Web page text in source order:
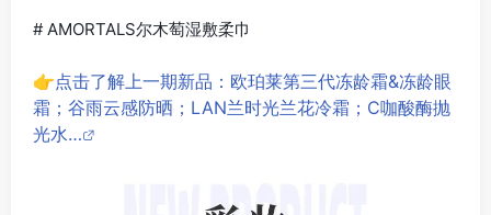
# AMORTALS尔木萄湿敷柔巾
👉点击了解上一期新品：欧珀莱第三代冻龄霜&冻龄眼
霜；谷雨云感防晒；LAN兰时光兰花冷霜；C咖酸酶抛
光水…